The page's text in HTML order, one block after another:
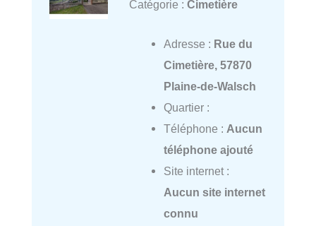
Catégorie : Cimetière
Adresse : Rue du
Cimetière, 57870
Plaine-de-Walsch
Quartier :
Téléphone : Aucun
téléphone ajouté
Site internet :
Aucun site internet
connu